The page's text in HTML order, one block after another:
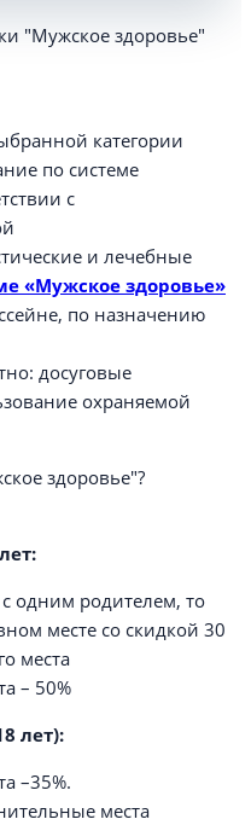
"Мужское здоровье"
категории
по системе
с
и лечебные
«Мужское здоровье»
по назначению
досуговые
охраняемой
здоровье"?
одним родителем, то
месте со скидкой 30
места
– 50%
лет):
–35%.
места